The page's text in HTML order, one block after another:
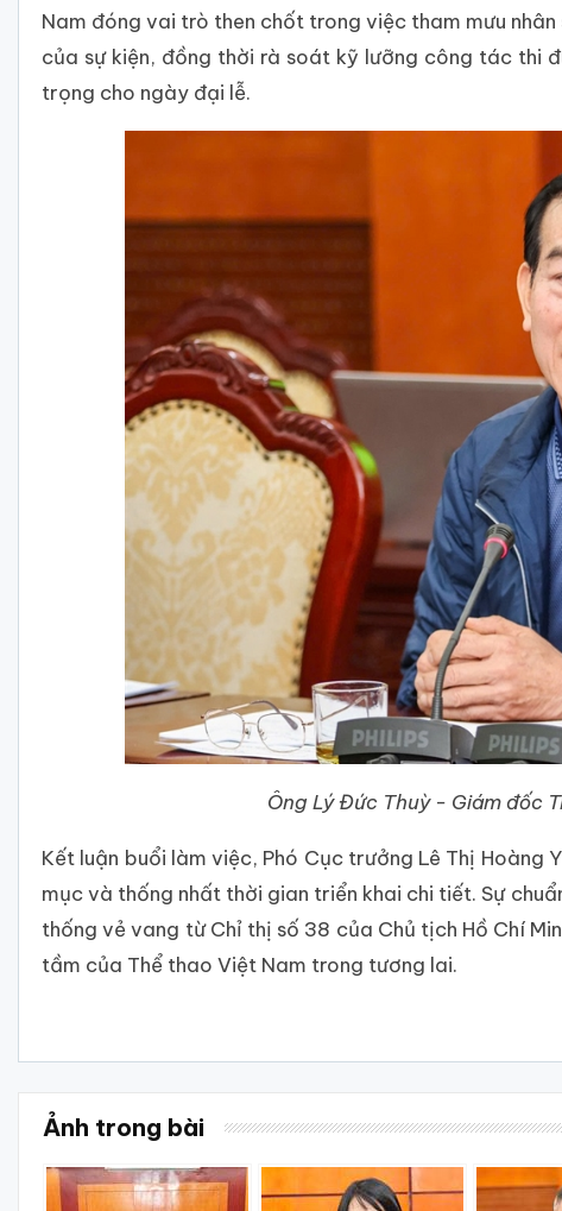
Nam đóng vai trò then chốt trong việc tham mưu
của sự kiện, đồng thời rà soát kỹ lưỡng công tác thi
trọng cho ngày đại lễ.
Ông Lý Đức Thuỳ - Giám đốc
Kết luận buổi làm việc, Phó Cục trưởng Lê Thị Hoàng
mục và thống nhất thời gian triển khai chi tiết. Sự
thống vẻ vang từ Chỉ thị số 38 của Chủ tịch Hồ Chí
tầm của Thể thao Việt Nam trong tương lai.
Ảnh trong bài